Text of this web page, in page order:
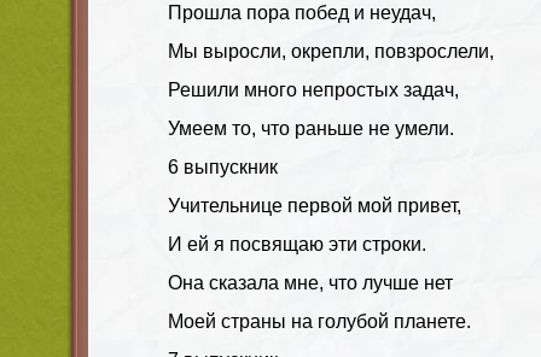
Прошла пора побед и неудач,
Мы выросли, окрепли, повзрослели,
Решили много непростых задач,
Умеем то, что раньше не умели.
6 выпускник
Учительнице первой мой привет,
И ей я посвящаю эти строки.
Она сказала мне, что лучше нет
Моей страны на голубой планете.